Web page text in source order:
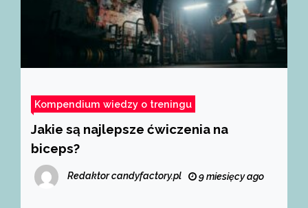
Kompendium wiedzy o treningu
Jakie są najlepsze ćwiczenia na
biceps?
Redaktor candyfactory.pl 9 miesięcy ago